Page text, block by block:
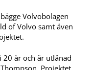
Volvobolagen
of Volvo samt även
20 år och är utlånad